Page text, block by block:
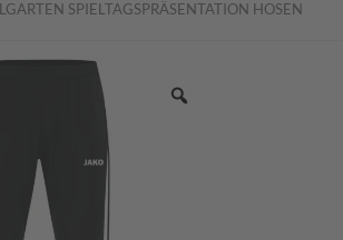
SPIELTAGSPRÄSENTATION HOSEN